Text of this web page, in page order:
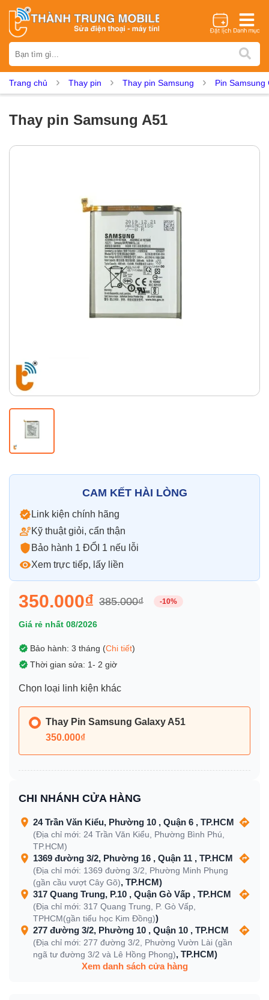
iPhone Samsung Oppo Xiaomi Realme Vivo
Vsmart Nokia Google Pixel
Dịch vụ sửa chữa
Thay màn hình
Màn hình iPhone Màn hình Samsung
Màn hình Xiaomi Màn hình Realme
Màn hình Vsmart Màn hình Google Pixel
Pin iPhone Pin Samsumg Pin Oppo
Trang chủ Thay pin Thay pin Samsung Pin Samsung
Thay pin Samsung A51
CAM KẾT HÀI LÒNG
Link kiện chính hãng
Kỹ thuật giỏi, cẩn thận
Bảo hành 1 ĐỔI 1 nếu lỗi
Xem trực tiếp, lấy liền
350.000₫ 385.000₫ -10%
Giá rẻ nhất 08/2026
Bảo hành: 3 tháng (Chi tiết)
Thời gian sửa: 1- 2 giờ
Chọn loại linh kiện khác
Thay Pin Samsung Galaxy A51
350.000₫
CHI NHÁNH CỬA HÀNG
24 Trần Văn Kiểu, Phường 10 , Quận 6 , TP.HCM
(Địa chỉ mới: 24 Trần Văn Kiểu, Phường Bình Phú,
TP.HCM)
1369 đường 3/2, Phường 16 , Quận 11 , TP.HCM
(Địa chỉ mới: 1369 đường 3/2, Phường Minh Phụng
(gần cầu vượt Cây Gõ), TP.HCM)
317 Quang Trung, P.10 , Quận Gò Vấp , TP.HCM
(Địa chỉ mới: 317 Quang Trung, P. Gò Vấp,
TPHCM(gần tiểu học Kim Đồng))
277 đường 3/2, Phường 10 , Quận 10 , TP.HCM
(Địa chỉ mới: 277 đường 3/2, Phường Vườn Lài (gần
ngã tư đường 3/2 và Lê Hồng Phong), TP.HCM)
Xem danh sách cửa hàng